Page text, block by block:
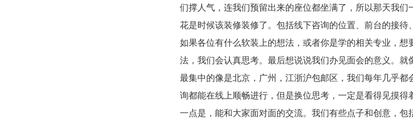
们撑人气，连我们预留出来的座位都坐满了，所以那天我
花是时候该装修装修了。包括线下咨询的位置、前台的接
如果各位有什么软装上的想法，或者你是学的相关专业，
法，我们会认真思考。最后想说说我们办见面会的意义。
最集中的像是北京，广州，江浙沪包邮区，我们每年几乎
询都能在线上顺畅进行，但是换位思考，一定是看得见摸
一点是，能和大家面对面的交流。我们有些点子和创意，